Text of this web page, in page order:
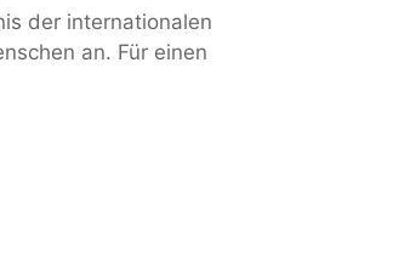
der internationalen
an. Für einen